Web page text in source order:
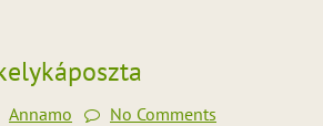
Annamo No Comments